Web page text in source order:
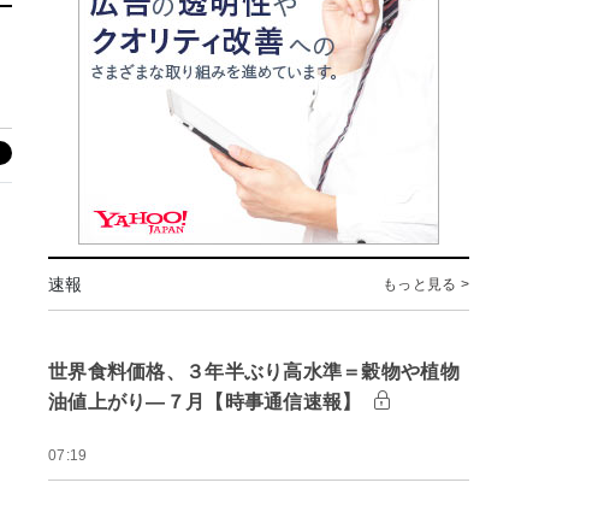
速報 もっと見る >
世界食料価格、３年半ぶり高水準＝穀物や植物
油値上がり―７月【時事通信速報】
07:19